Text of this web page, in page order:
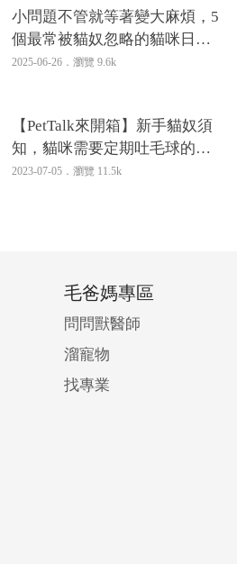
小問題不管就等著變大麻煩，5
個最常被貓奴忽略的貓咪日常
照護｜專業獸醫—何佳琪
2025-06-26．瀏覽 9.6k
【PetTalk來開箱】新手貓奴須
知，貓咪需要定期吐毛球的原
因｜專業獸醫—何佳琪
2023-07-05．瀏覽 11.5k
毛爸媽專區
問問獸醫師
溜寵物
找專業